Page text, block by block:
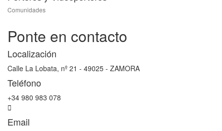
Comunidades
Ponte en contacto
Localización
Calle La Lobata, nº 21 - 49025 - ZAMORA
Teléfono
+34 980 983 078
Email